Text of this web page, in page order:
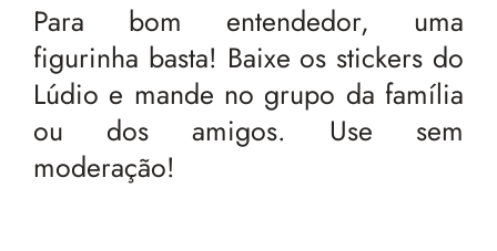
Para bom entendedor, uma
figurinha basta! Baixe os stickers do
Lúdio e mande no grupo da família
ou dos amigos. Use sem
moderação!